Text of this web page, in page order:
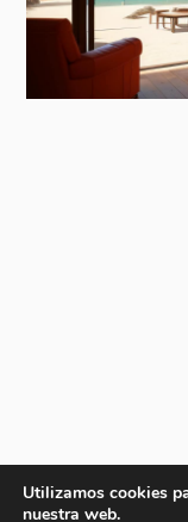
Utilizamos cookies
nuestra web.